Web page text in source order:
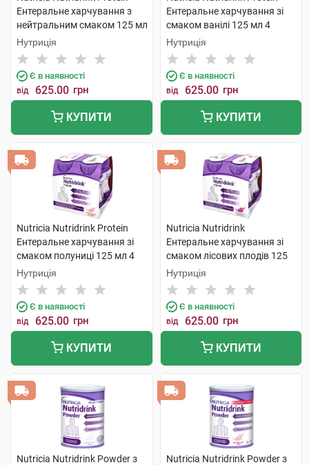
Ентеральне харчування з
нейтральним смаком 125 мл
4 пляшки
Нутриція
Є в наявності
від 625.00 грн
КУПИТИ
Ентеральне харчування зі
смаком ванілі 125 мл 4
пляшки
Нутриція
Є в наявності
від 625.00 грн
КУПИТИ
Nutricia Nutridrink Protein
Ентеральне харчування зі
смаком полуниці 125 мл 4
пляшки
Нутриція
Є в наявності
від 625.00 грн
КУПИТИ
Nutricia Nutridrink
Ентеральне харчування зі
смаком лісових плодів 125
мл 4 пляшки
Нутриція
Є в наявності
від 625.00 грн
КУПИТИ
Nutricia Nutridrink Powder з
Nutricia Nutridrink Powder з